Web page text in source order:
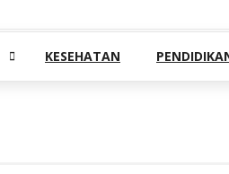
KESEHATAN